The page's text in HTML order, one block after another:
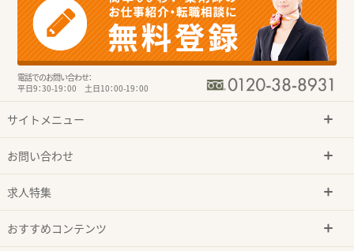
電話でのお問い合わせ：
平日9：30-19：00 土日10：00-19：00
サイトメニュー
お問い合わせ
求人特集
おすすめコンテンツ